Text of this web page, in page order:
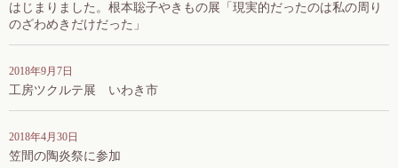
はじまりました。根本聡子やきもの展「現実的だったのは私の周り
のざわめきだけだった」
2018年9月7日
工房ツクルテ展 いわき市
2018年4月30日
笠間の陶炎祭に参加